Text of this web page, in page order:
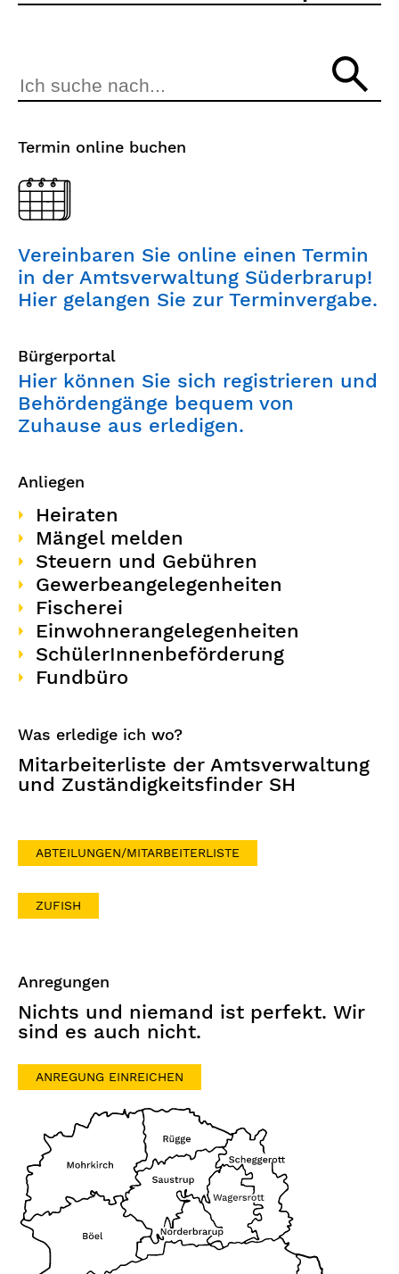
Termin online buchen
Vereinbaren Sie online einen Termin
in der Amtsverwaltung Süderbrarup!
Hier gelangen Sie zur Terminvergabe.
Bürgerportal
Hier können Sie sich registrieren und
Behördengänge bequem von
Zuhause aus erledigen.
Anliegen
Heiraten
Mängel melden
Steuern und Gebühren
Gewerbeangelegenheiten
Fischerei
Einwohnerangelegenheiten
SchülerInnenbeförderung
Fundbüro
Was erledige ich wo?
Mitarbeiterliste der Amtsverwaltung
und Zuständigkeitsfinder SH
ABTEILUNGEN/MITARBEITERLISTE
ZUFISH
Anregungen
Nichts und niemand ist perfekt. Wir
sind es auch nicht.
ANREGUNG EINREICHEN